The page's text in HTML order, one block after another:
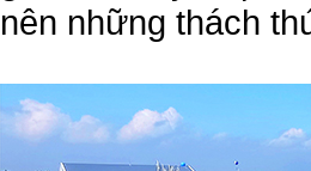
nên những thách